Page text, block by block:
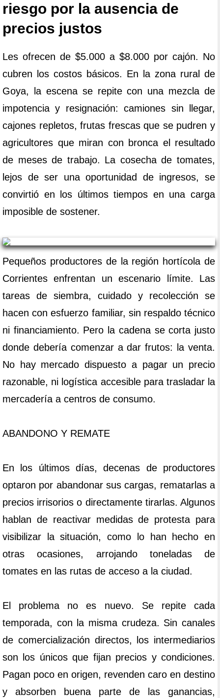
riesgo por la ausencia de
precios justos
Les ofrecen de $5.000 a $8.000 por cajón. No
cubren los costos básicos. En la zona rural de
Goya, la escena se repite con una mezcla de
impotencia y resignación: camiones sin llegar,
cajones repletos, frutas frescas que se pudren y
agricultores que miran con bronca el resultado
de meses de trabajo. La cosecha de tomates,
lejos de ser una oportunidad de ingresos, se
convirtió en los últimos tiempos en una carga
imposible de sostener.
Pequeños productores de la región hortícola de
Corrientes enfrentan un escenario límite. Las
tareas de siembra, cuidado y recolección se
hacen con esfuerzo familiar, sin respaldo técnico
ni financiamiento. Pero la cadena se corta justo
donde debería comenzar a dar frutos: la venta.
No hay mercado dispuesto a pagar un precio
razonable, ni logística accesible para trasladar la
mercadería a centros de consumo.
ABANDONO Y REMATE
En los últimos días, decenas de productores
optaron por abandonar sus cargas, rematarlas a
precios irrisorios o directamente tirarlas. Algunos
hablan de reactivar medidas de protesta para
visibilizar la situación, como lo han hecho en
otras ocasiones, arrojando toneladas de
tomates en las rutas de acceso a la ciudad.
El problema no es nuevo. Se repite cada
temporada, con la misma crudeza. Sin canales
de comercialización directos, los intermediarios
son los únicos que fijan precios y condiciones.
Pagan poco en origen, revenden caro en destino
y absorben buena parte de las ganancias,